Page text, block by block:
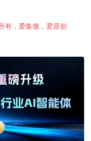
有，爱集微，爱原创